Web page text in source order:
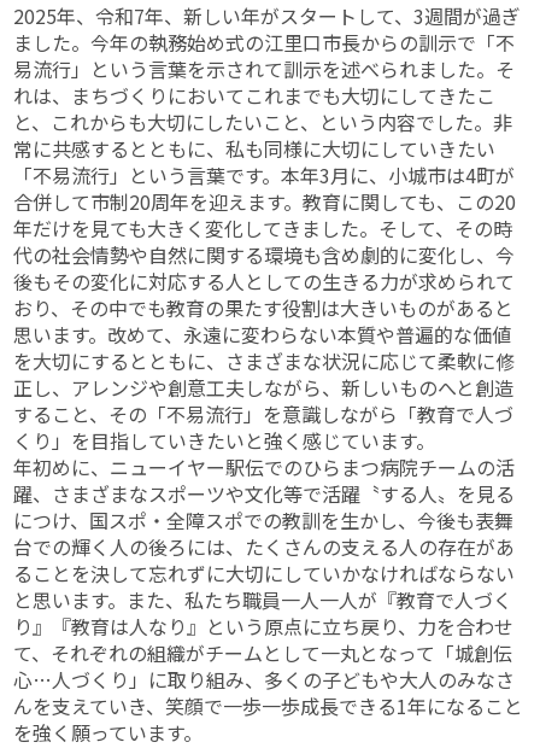
2025年、令和7年、新しい年がスタートして、3週間が過ぎ
ました。今年の執務始め式の江里口市長からの訓示で「不
易流行」という言葉を示されて訓示を述べられました。そ
れは、まちづくりにおいてこれまでも大切にしてきたこ
と、これからも大切にしたいこと、という内容でした。非
常に共感するとともに、私も同様に大切にしていきたい
「不易流行」という言葉です。本年3月に、小城市は4町が
合併して市制20周年を迎えます。教育に関しても、この20
年だけを見ても大きく変化してきました。そして、その時
代の社会情勢や自然に関する環境も含め劇的に変化し、今
後もその変化に対応する人としての生きる力が求められて
おり、その中でも教育の果たす役割は大きいものがあると
思います。改めて、永遠に変わらない本質や普遍的な価値
を大切にするとともに、さまざまな状況に応じて柔軟に修
正し、アレンジや創意工夫しながら、新しいものへと創造
すること、その「不易流行」を意識しながら「教育で人づ
くり」を目指していきたいと強く感じています。
年初めに、ニューイヤー駅伝でのひらまつ病院チームの活
躍、さまざまなスポーツや文化等で活躍〝する人〟を見る
につけ、国スポ・全障スポでの教訓を生かし、今後も表舞
台での輝く人の後ろには、たくさんの支える人の存在があ
ることを決して忘れずに大切にしていかなければならない
と思います。また、私たち職員一人一人が『教育で人づく
り』『教育は人なり』という原点に立ち戻り、力を合わせ
て、それぞれの組織がチームとして一丸となって「城創伝
心…人づくり」に取り組み、多くの子どもや大人のみなさ
んを支えていき、笑顔で一歩一歩成長できる1年になること
を強く願っています。